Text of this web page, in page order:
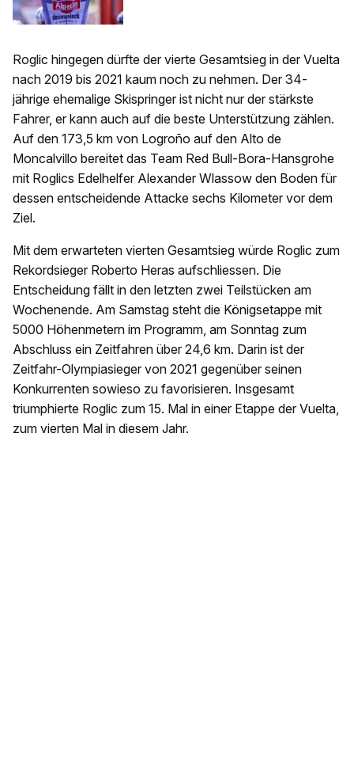
Roglic hingegen dürfte der vierte Gesamtsieg in der Vuelta
nach 2019 bis 2021 kaum noch zu nehmen. Der 34-
jährige ehemalige Skispringer ist nicht nur der stärkste
Fahrer, er kann auch auf die beste Unterstützung zählen.
Auf den 173,5 km von Logroño auf den Alto de
Moncalvillo bereitet das Team Red Bull-Bora-Hansgrohe
mit Roglics Edelhelfer Alexander Wlassow den Boden für
dessen entscheidende Attacke sechs Kilometer vor dem
Ziel.
Mit dem erwarteten vierten Gesamtsieg würde Roglic zum
Rekordsieger Roberto Heras aufschliessen. Die
Entscheidung fällt in den letzten zwei Teilstücken am
Wochenende. Am Samstag steht die Königsetappe mit
5000 Höhenmetern im Programm, am Sonntag zum
Abschluss ein Zeitfahren über 24,6 km. Darin ist der
Zeitfahr-Olympiasieger von 2021 gegenüber seinen
Konkurrenten sowieso zu favorisieren. Insgesamt
triumphierte Roglic zum 15. Mal in einer Etappe der Vuelta,
zum vierten Mal in diesem Jahr.